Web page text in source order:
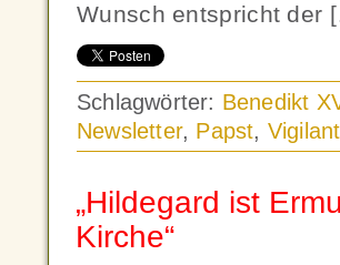
Wunsch entspricht der
Schlagwörter: Benedikt
Newsletter, Papst,
„Hildegard ist
Kirche“